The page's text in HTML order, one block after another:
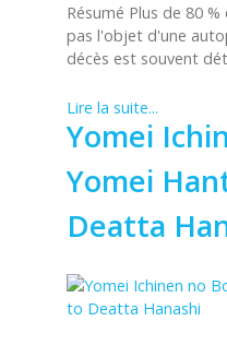
Résumé Plus de 80
pas l'objet d'une
décès est souvent
Lire la suite...
Yomei
Yomei
Deatta